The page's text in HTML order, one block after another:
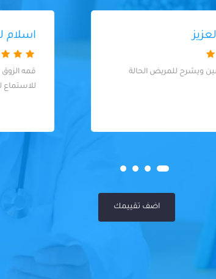
اسلام لبيب قاسم
قمه الزوق والدكتور فوق الممتاز والذوق والصبر
اضف تقييمك